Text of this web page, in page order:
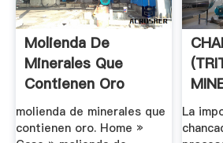
Molienda De
Minerales Que
Contienen Oro
molienda de minerales que
contienen oro. Home »
La